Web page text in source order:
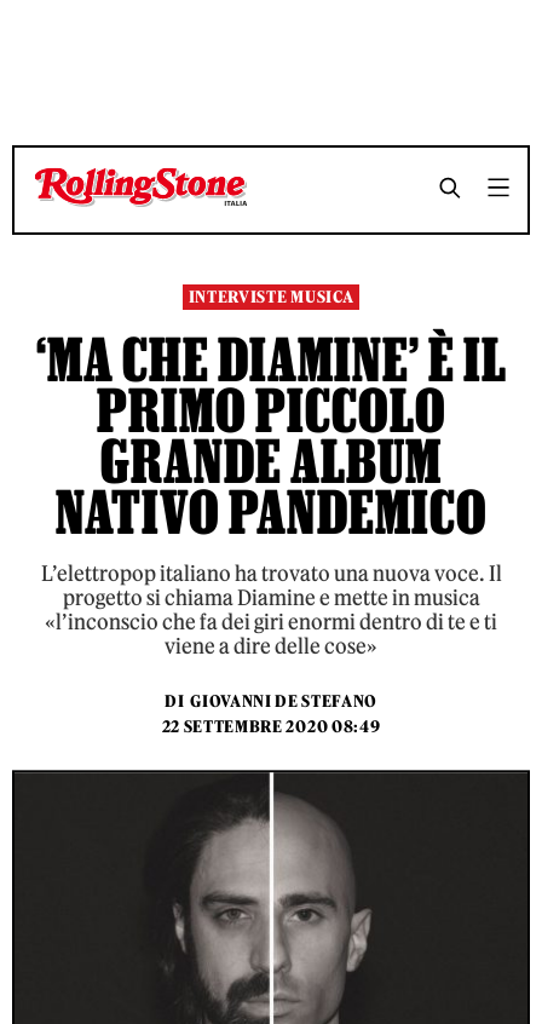
TEMPO DI LETTURA 7 MINUTI SHARE
TEMPO DI LETTURA 7 MINUTI SHARE
INTERVISTE MUSICA
‘MA CHE DIAMINE’ È IL
PRIMO PICCOLO
GRANDE ALBUM
NATIVO PANDEMICO
L’elettropop italiano ha trovato una nuova voce. Il
progetto si chiama Diamine e mette in musica
«l’inconscio che fa dei giri enormi dentro di te e ti
viene a dire delle cose»
DI GIOVANNI DE STEFANO
22 SETTEMBRE 2020 08:49